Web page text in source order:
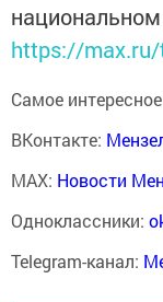
https://
Самое
ВКонтакте:
MAX: Новости
Одноклассники:
Telegram-канал: